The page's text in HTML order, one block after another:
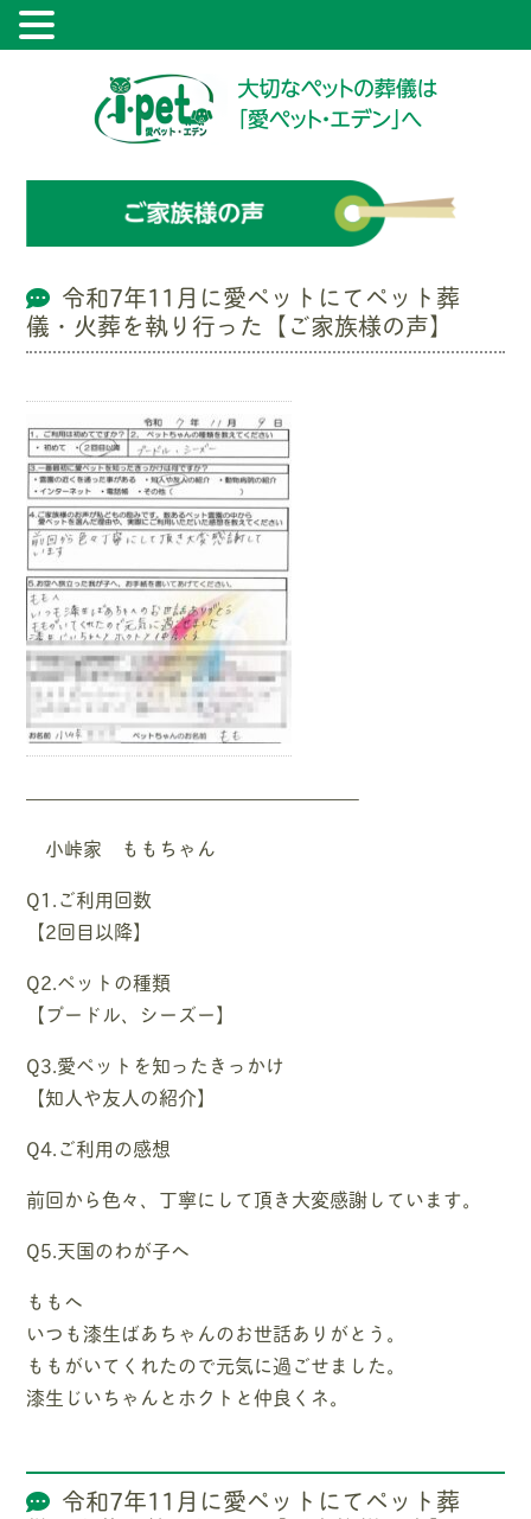
令和7年11月に愛ペットにてペット葬
儀・火葬を執り行った【ご家族様の声】
—————————————————–
小峠家 ももちゃん
Q1.ご利用回数
【2回目以降】
Q2.ペットの種類
【プードル、シーズー】
Q3.愛ペットを知ったきっかけ
【知人や友人の紹介】
Q4.ご利用の感想
前回から色々、丁寧にして頂き大変感謝しています。
Q5.天国のわが子へ
ももへ
いつも漆生ばあちゃんのお世話ありがとう。
ももがいてくれたので元気に過ごせました。
漆生じいちゃんとホクトと仲良くネ。
令和7年11月に愛ペットにてペット葬